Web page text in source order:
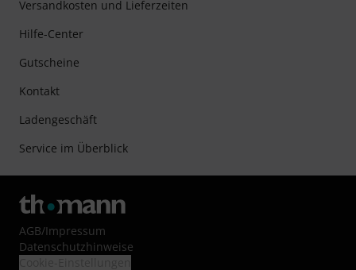
Versandkosten und Lieferzeiten
Hilfe-Center
Gutscheine
Kontakt
Ladengeschäft
Service im Überblick
AGB/Impressum
Datenschutzhinweise